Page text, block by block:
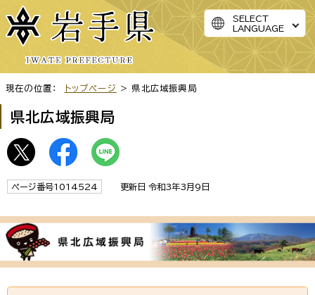
SELECT
LANGUAGE
現在の位置： トップページ > 県北広域振興局
県北広域振興局
ページ番号1014524 更新日 令和3年3月9日